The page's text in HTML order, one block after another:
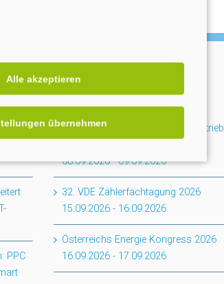
Alle akzeptieren
übernehmen
PPC
EVENTS
smartOPTIMO Forum Netz & Vertrieb
08.09.2026-09.09.2026
32. VDE Zählerfachtagung 2026
15.09.2026 - 16.09.2026
Österreichs Energie Kongress 2026
16.09.2026 - 17.09.2026